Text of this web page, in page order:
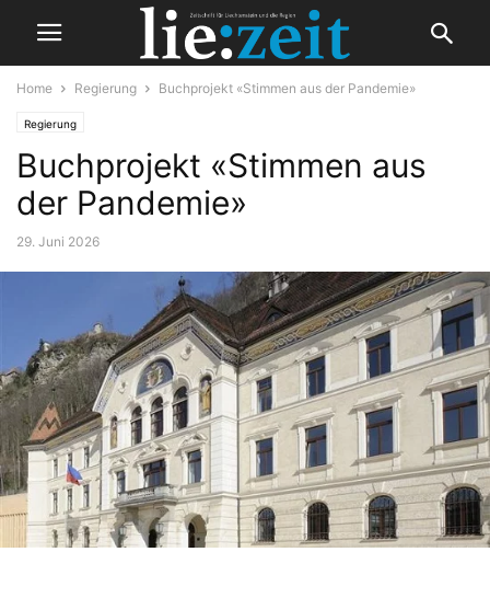
Home Regierung Buchprojekt «Stimmen aus der Pandemie»
Regierung
Buchprojekt «Stimmen aus
der Pandemie»
29. Juni 2026